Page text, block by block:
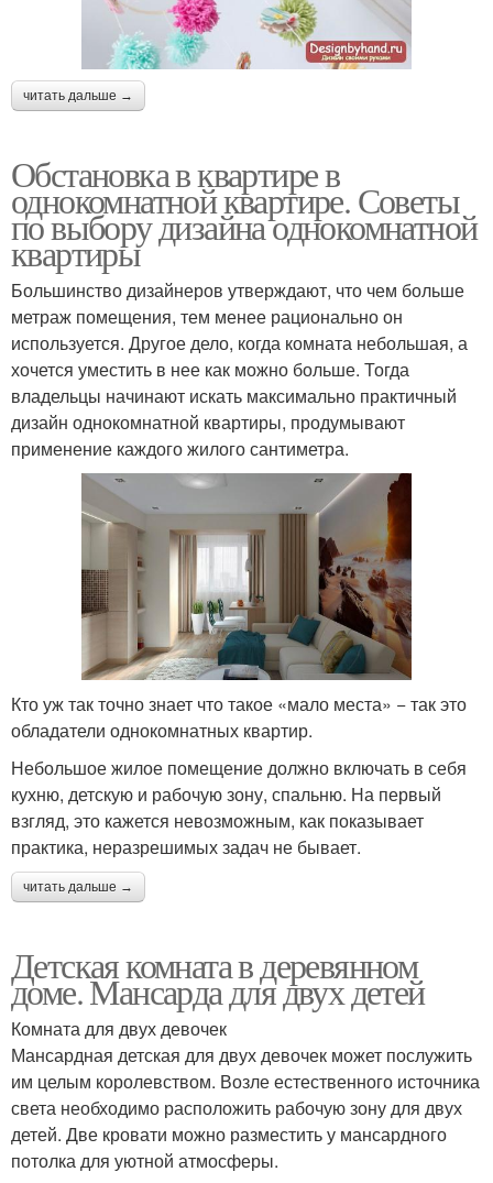
читать дальше →
Обстановка в квартире в
однокомнатной квартире. Советы
по выбору дизайна однокомнатной
квартиры
Большинство дизайнеров утверждают, что чем больше
метраж помещения, тем менее рационально он
используется. Другое дело, когда комната небольшая, а
хочется уместить в нее как можно больше. Тогда
владельцы начинают искать максимально практичный
дизайн однокомнатной квартиры, продумывают
применение каждого жилого сантиметра.
Кто уж так точно знает что такое «мало места» − так это
обладатели однокомнатных квартир.
Небольшое жилое помещение должно включать в себя
кухню, детскую и рабочую зону, спальню. На первый
взгляд, это кажется невозможным, как показывает
практика, неразрешимых задач не бывает.
читать дальше →
Детская комната в деревянном
доме. Мансарда для двух детей
Комната для двух девочек
Мансардная детская для двух девочек может послужить
им целым королевством. Возле естественного источника
света необходимо расположить рабочую зону для двух
детей. Две кровати можно разместить у мансардного
потолка для уютной атмосферы.